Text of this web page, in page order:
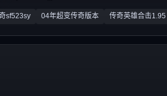
sf523sy 04年超变传奇版本 传奇英雄合击1.95